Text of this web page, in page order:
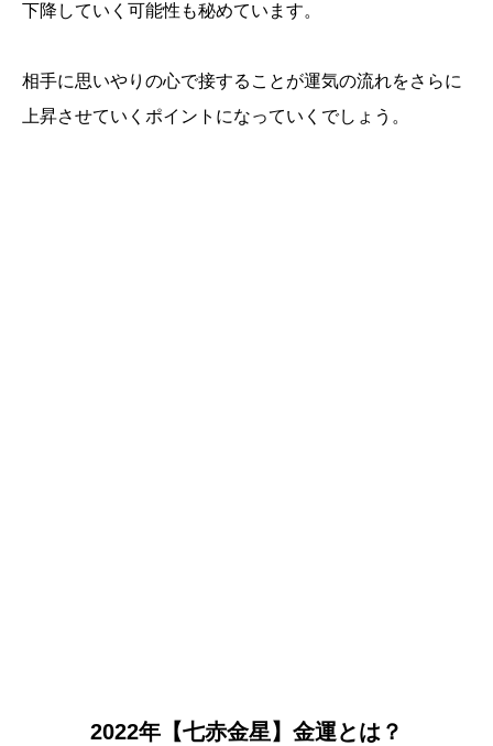
下降していく可能性も秘めています。
相手に思いやりの心で接することが運気の流れをさらに
上昇させていくポイントになっていくでしょう。
2022年【七赤金星】金運とは？